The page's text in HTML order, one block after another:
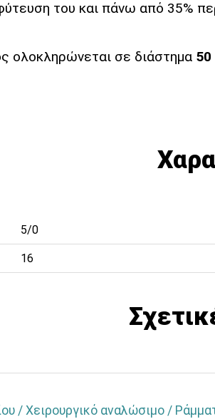
του και πάνω από 35%
ολοκληρώνεται σε διάστημα
5/0
16
/ Χειρουργικό αναλώσιμο /